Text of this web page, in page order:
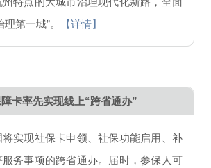
第一城”。
【详情】
障卡率先实现线上“跨省通办”
实现社保卡申领、社保功能启用、补
务事项的跨省通办。届时，参保人可